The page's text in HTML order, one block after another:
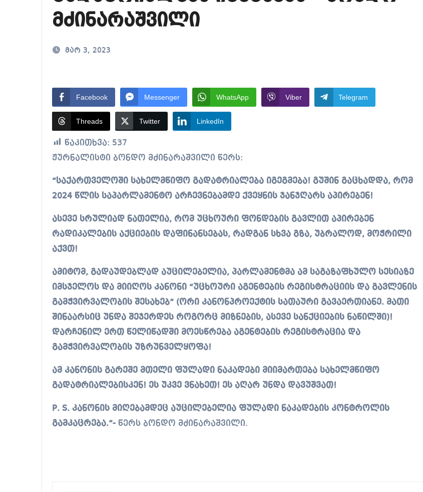
საზ.მაუწყებლის დირექტორად კვლავ თინა ბერძენიშვილი აირჩიეს
მძინარაშვილი
მარ 3, 2023
Facebook Messenger WhatsApp Viber Telegram
Threads Twitter LinkedIn
წაკითხვა: 537
ჟურნალისტი ბონდო მძინარაშვილი წერს:
“საქართველოში სახელმწიფო გადატრიალება იგეგმება! გუშინ გაცხადდა, რომ
2024 წლის საპარლამენტო არჩევნებამდე ქვეყნის ჯანჯღარს აპირებენ!
ასევე სრულიად ნათელია, რომ უცხოური ფონდების გავლით აპირებენ
რადიკალების აქციების დაფინანსებას, რადგან სხვა გზა, უბრალოდ, მოჭრილი
აქვთ!
ამიტომ, გადაუდებლად აუცილებელია, პარლამენტმა ამ საგაზაფხულო სესიაზე
იმსჯელოს და მიიღოს კანონი “უცხოური აგენტების რეგისტრაციის და გავლენის
გამჭვირვალობის შესახებ” (ორი კანონპროექტის სათაური გავაერთიანე. მათი
შინაარსიც უნდა შეჯერდეს როგორც მიზნების, ასევე სანქციების ნაწილში)!
დარჩენილ ერთ წელიწადში მოესწრება აგენტების რეგისტრაცია და
გამჭვირვალობის უზრუნველყოფა!
ამ კანონის გარეშე მთელი ფულადი ნაკადები მიიმართება სახელმწიფო
გადატრიალებისკენ! ეს უკვე ვნახეთ! ეს აღარ უნდა დავუშვათ!
P. S. კანონის მიღებამდეც აუცილებელია ფულადი ნაკადების კონტროლის
გამკაცრება.”- წერს ბონდო მძინარაშვილი.